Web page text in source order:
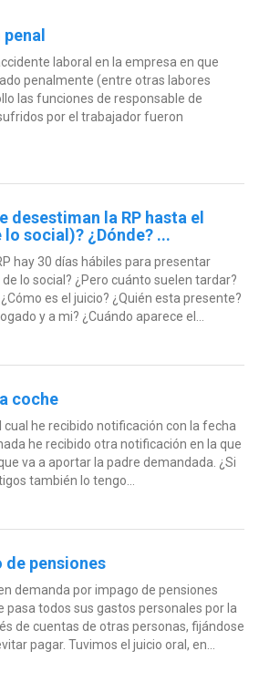
laboral en la empresa en que
penalmente (entre otras labores
las funciones de responsable de
por el trabajador fueron
desestiman la RP hasta el
social)? ¿Dónde? ...
hay 30 días hábiles para presentar
lo social? ¿Pero cuánto suelen tardar?
es el juicio? ¿Quién esta presente?
y a mi? ¿Cuándo aparece el...
coche
cual he recibido notificación con la fecha
he recibido otra notificación en la que
va a aportar la padre demandada. ¿Si
también lo tengo...
pensiones
demanda por impago de pensiones
pasa todos sus gastos personales por la
de cuentas de otras personas, fijándose
pagar. Tuvimos el juicio oral, en...